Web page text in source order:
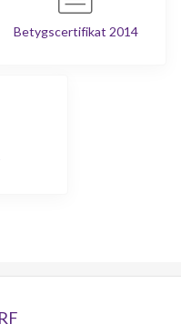
Betygscertifikat 2014